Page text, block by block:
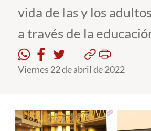
Pregrado
Formación Continua
Funcionarios
vida de las y los
a través de la
Viernes 22 de abril de 2022